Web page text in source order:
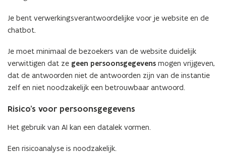
i
i
e
u
w
n
t
Je bent verwerkingsverantwoordelijke voor je website en de
chatbot.
Je moet minimaal de bezoekers van de website duidelijk
verwittigen dat ze geen persoonsgegevens mogen vrijgeven,
dat de antwoorden niet de antwoorden zijn van de instantie
zelf en niet noodzakelijk een betrouwbaar antwoord.
Risico’s voor persoonsgegevens
Het gebruik van AI kan een datalek vormen.
Een risicoanalyse is noodzakelijk.